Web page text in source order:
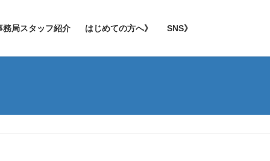
務局スタッフ紹介 はじめての方へ》 SNS》